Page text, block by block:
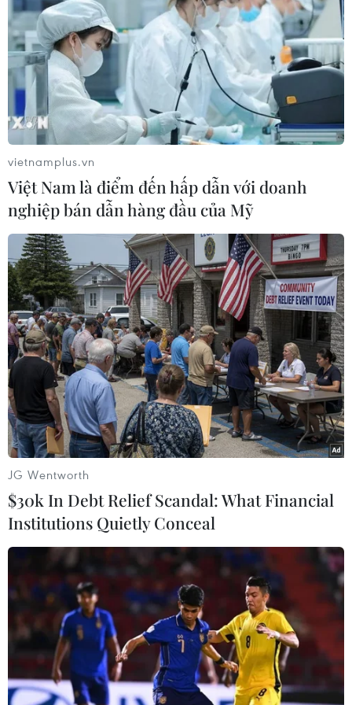
TIN LIÊN QUAN
Lợi ích từ ứng dụng Google trong hoạt
động của doanh nghiệp
12/09/2014 11:56
Các ứng dụng như Google Trends, Google Market
Finder, Keyword Planner có thể hỗ trợ đắc lực cho doanh
nghiệp Việt Nam trong sản xuất kinh doanh, quảng bá
hình ảnh và quảng cáo.
vietnamplus.vn
Việt Nam là điểm đến hấp dẫn với doanh
nghiệp bán dẫn hàng đầu của Mỹ
JG Wentworth
$30k In Debt Relief Scandal: What Financial
Institutions Quietly Conceal